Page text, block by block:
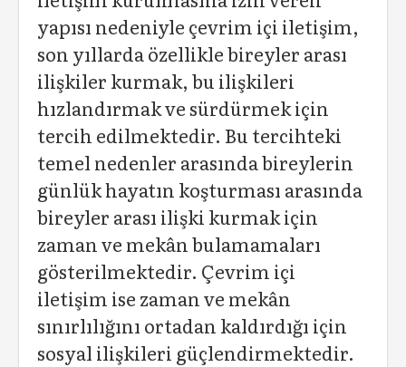
yapısı nedeniyle çevrim içi iletişim,
son yıllarda özellikle bireyler arası
ilişkiler kurmak, bu ilişkileri
hızlandırmak ve sürdürmek için
tercih edilmektedir. Bu tercihteki
temel nedenler arasında bireylerin
günlük hayatın koşturması arasında
bireyler arası ilişki kurmak için
zaman ve mekân bulamamaları
gösterilmektedir. Çevrim içi
iletişim ise zaman ve mekân
sınırlılığını ortadan kaldırdığı için
sosyal ilişkileri güçlendirmektedir.